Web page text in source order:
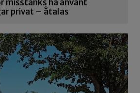
misstänks ha använt
privat – åtalas